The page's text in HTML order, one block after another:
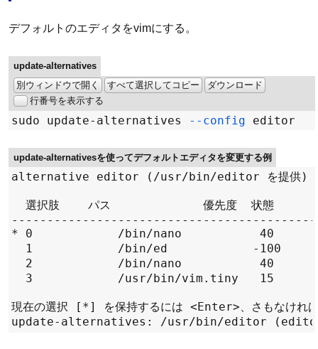
デフォルトのエディタをvimにする。
update-alternatives
別ウィンドウで開く
すべて選択してコピー
ダウンロード
行番号を表示する
sudo update-alternatives --config
update-alternativesを使ってデフォルトエディタを変更する例
alternative editor (/usr/bin/editor を提供) には
  選択肢    パス             優先度  状態
* 0            /bin/nano           40        自
1            /bin/ed            -100
2            /bin/nano           40
3            /usr/bin/vim.tiny   15
現在の選択 [*] を保持するには <Enter>、さもなけれ